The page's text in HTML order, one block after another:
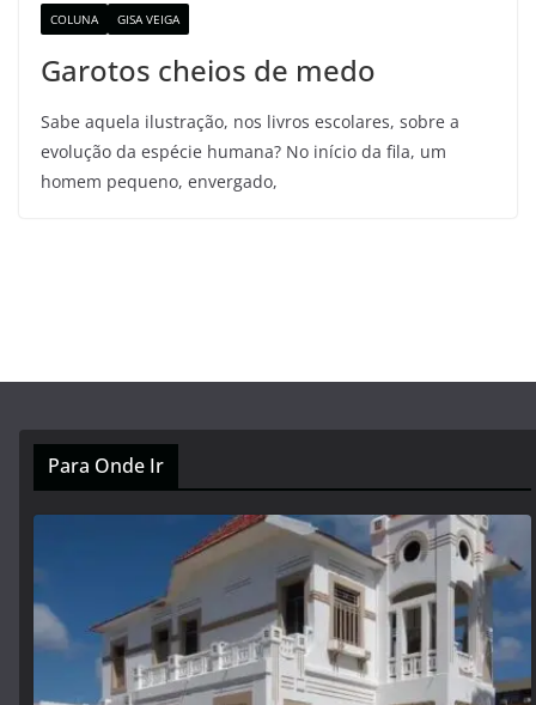
COLUNA GISA VEIGA
Garotos cheios de medo
Sabe aquela ilustração, nos livros escolares, sobre a
evolução da espécie humana? No início da fila, um
homem pequeno, envergado,
Para Onde Ir